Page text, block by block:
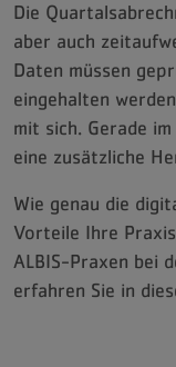
Die
aber auch
Daten müssen
eingehalten
mit sich. Gerade
eine zusätzliche
Wie genau die
Vorteile Ihre
ALBIS-Praxen bei
erfahren Sie in